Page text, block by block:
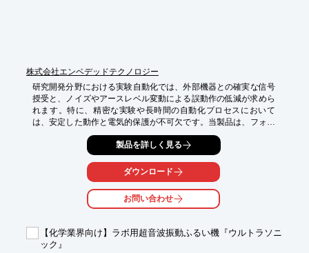
株式会社エンベデッドテクノロジー
研究開発分野における実験自動化では、外部機器との確実な信号
授受と、ノイズやアースレベル変動による誤動作の低減が求めら
れます。特に、精密な実験や長時間の自動化プロセスにおいて
は、安定した動作と電気的保護が不可欠です。当製品は、フォト
カプラ絶縁により外部回路とのノイズ干渉を防ぎ、信頼性の高い
実験自動化システム構築を支援します。
【活用シーン】
・自動計測システムの構築
・ロボットアーム制御
・センサーデータの収集・処理
・環境モニタリング装置
【導入の効果】
製品を詳しく見る
ダウンロード
お問い合わせ
【化学業界向け】ラボ用超音波振動ふるい機『ウルトラソニ
ック』